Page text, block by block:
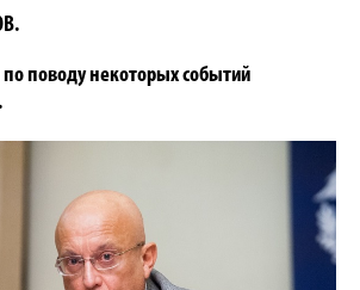
поводу некоторых событий